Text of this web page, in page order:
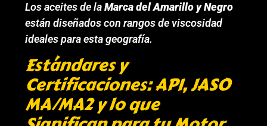
Los aceites de laMarca del Amarillo y Negro
están diseñados con rangos de viscosidad
ideales para esta geografía.
Estándares y
Certificaciones: API, JASO
MA/MA2 y lo que